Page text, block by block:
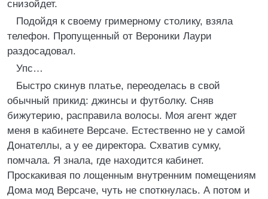
снизойдет.
Подойдя к своему гримерному столику, взяла
телефон. Пропущенный от Вероники Лаури
раздосадовал.
Упс…
Быстро скинув платье, переоделась в свой
обычный прикид: джинсы и футболку. Сняв
бижутерию, расправила волосы. Моя агент ждет
меня в кабинете Версаче. Естественно не у самой
Донателлы, а у ее директора. Схватив сумку,
помчала. Я знала, где находится кабинет.
Проскакивая по лощенным внутренним помещениям
Дома мод Версаче, чуть не споткнулась. А потом и